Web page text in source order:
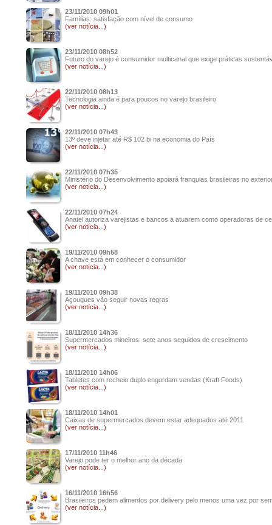
23/11/2010 09h01
Famílias: satisfação com nível de consumo
(ver notícia...)
23/11/2010 08h52
Futuro do varejo é consumidor multicanal que exige práticas
(ver notícia...)
22/11/2010 08h13
Tecnologia ainda é para poucos no varejo brasileiro
(ver notícia...)
22/11/2010 07h43
13º deve injetar até R$ 102 bi na economia do País
(ver notícia...)
22/11/2010 07h35
Ministério do Desenvolvimento apoiará franquias brasileiras no
(ver notícia...)
22/11/2010 07h24
Anatel autoriza varejistas e bancos a atuarem como operadoras de
(ver notícia...)
19/11/2010 09h58
A chave está em conhecer o consumidor
(ver notícia...)
19/11/2010 09h38
Açougues vão seguir novas regras
(ver notícia...)
18/11/2010 14h36
Supermercados mineiros: sete anos seguidos de crescimento
(ver notícia...)
18/11/2010 14h06
Tabletes com recheio duplo engordam vendas (Kraft Foods)
(ver notícia...)
18/11/2010 14h01
Caixas de supermercados devem estar adequados até 2011
(ver notícia...)
17/11/2010 11h46
Varejo pode ter o melhor ano da década
(ver notícia...)
16/11/2010 16h56
Brasileiros pedem alimentos por delivery pelo menos uma vez por
(ver notícia...)